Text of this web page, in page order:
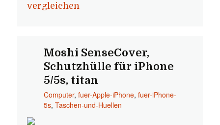
vergleichen
Moshi SenseCover,
Schutzhülle für iPhone
5/5s, titan
Computer, fuer-Apple-iPhone, fuer-iPhone-
5s, Taschen-und-Huellen